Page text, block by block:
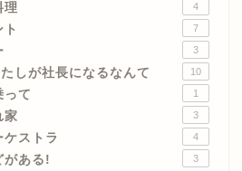
理 4
7
3
しが社長になるなんて 10
って 1
家 3
ケストラ 4
がある! 3